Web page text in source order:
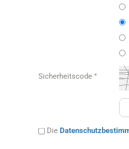
Sicherheitscode
Die